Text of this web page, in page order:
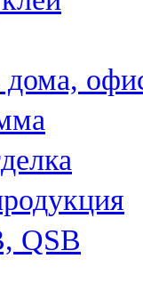
дома,
QSB